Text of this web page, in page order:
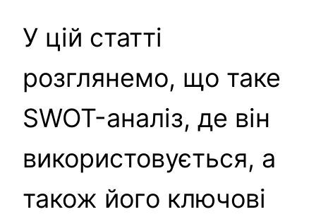
У цій статті
розглянемо, що таке
SWOT-аналіз, де він
використовується, а
також його ключові